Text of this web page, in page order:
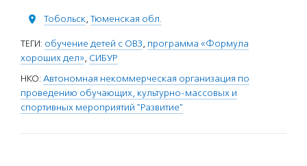
Тобольск, Тюменская обл.
ТЕГИ: обучение детей с ОВЗ, программа «Формула
хороших дел», СИБУР
НКО: Автономная некоммерческая организация по
проведению обучающих, культурно-массовых и
спортивных мероприятий "Развитие"